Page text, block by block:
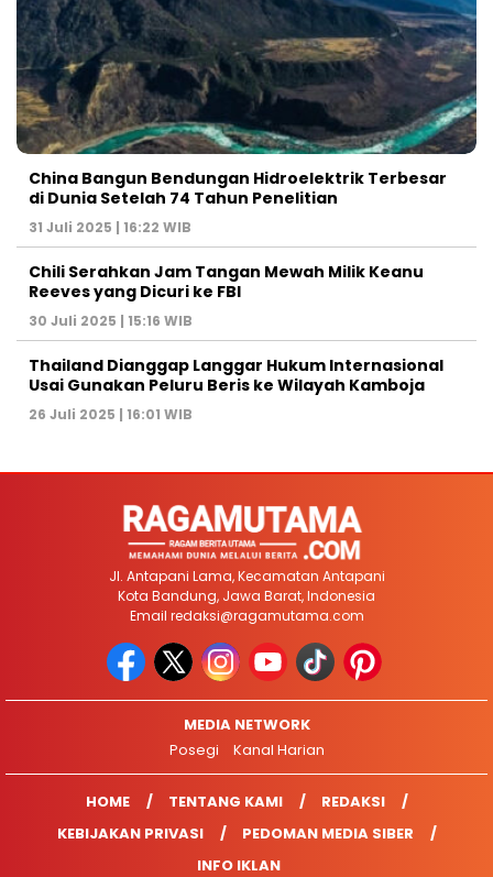
China Bangun Bendungan Hidroelektrik Terbesar
di Dunia Setelah 74 Tahun Penelitian
31 Juli 2025 | 16:22 WIB
Chili Serahkan Jam Tangan Mewah Milik Keanu
Reeves yang Dicuri ke FBI
30 Juli 2025 | 15:16 WIB
Thailand Dianggap Langgar Hukum Internasional
Usai Gunakan Peluru Beris ke Wilayah Kamboja
26 Juli 2025 | 16:01 WIB
Jl. Antapani Lama, Kecamatan Antapani
Kota Bandung, Jawa Barat, Indonesia
Email redaksi@ragamutama.com
MEDIA NETWORK
Posegi
Kanal Harian
HOME TENTANG KAMI
REDAKSI
KEBIJAKAN PRIVASI
PEDOMAN MEDIA SIBER
INFO IKLAN